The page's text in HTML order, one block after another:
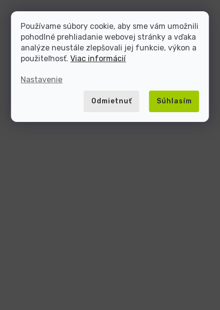
Používame súbory cookie, aby sme vám umožnili
pohodlné prehliadanie webovej stránky a vďaka
analýze neustále zlepšovali jej funkcie, výkon a
použiteľnosť.Viac informácií
Nastavenie
Odmietnuť Súhlasím